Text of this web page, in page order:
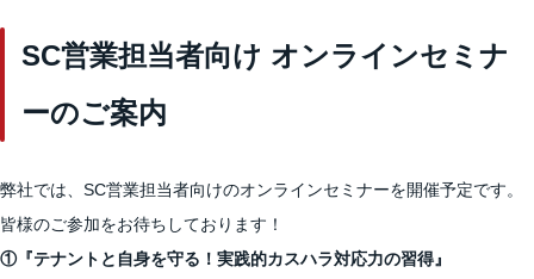
SC営業担当者向け オンラインセミナ
ーのご案内
弊社では、SC営業担当者向けのオンラインセミナーを開催予定です。
皆様のご参加をお待ちしております！
①『テナントと自身を守る！実践的カスハラ対応力の習得』